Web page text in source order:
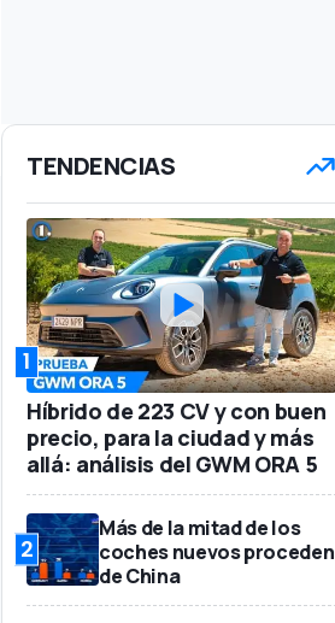
TENDENCIAS
1
Híbrido de 223 CV y con buen
precio, para la ciudad y más
allá: análisis del GWM ORA 5
2
Más de la mitad de los
coches nuevos proceden
de China